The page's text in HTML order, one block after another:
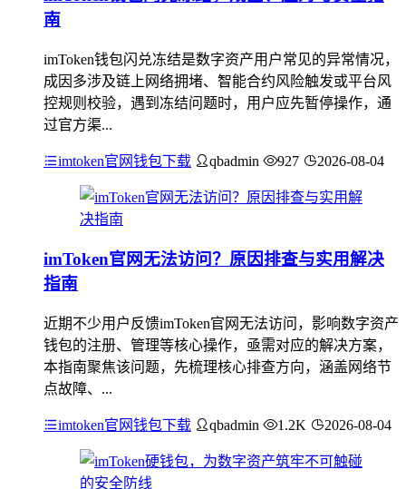
南
imToken钱包闪兑冻结是数字资产用户常见的异常情况，
成因多涉及链上网络拥堵、智能合约风险触发或平台风
控规则校验，遇到冻结问题时，用户应先暂停操作，通
过官方渠...
imtoken官网钱包下载 qbadmin 927 2026-08-04
imToken官网无法访问？原因排查与实用解决
指南
近期不少用户反馈imToken官网无法访问，影响数字资产
钱包的注册、管理等核心操作，亟需对应的解决方案，
本指南聚焦该问题，先梳理核心排查方向，涵盖网络节
点故障、...
imtoken官网钱包下载 qbadmin 1.2K 2026-08-04